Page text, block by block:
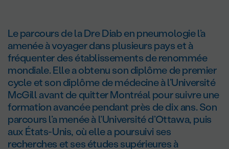
Le parcours de la Dre Diab en pneumologie l’a
amenée à voyager dans plusieurs pays et à
fréquenter des établissements de renommée
mondiale. Elle a obtenu son diplôme de premier
cycle et son diplôme de médecine à l’Université
McGill avant de quitter Montréal pour suivre une
formation avancée pendant près de dix ans. Son
parcours l’a menée à l’Université d’Ottawa, puis
aux États-Unis, où elle a poursuivi ses
recherches et ses études supérieures à